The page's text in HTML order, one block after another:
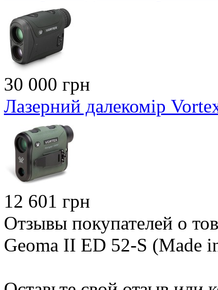
30 000 грн
Лазерний далекомір
12 601 грн
Отзывы покупателей о
Geoma II ED 52-S (Made